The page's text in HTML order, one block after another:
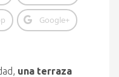
Google+
una terraza